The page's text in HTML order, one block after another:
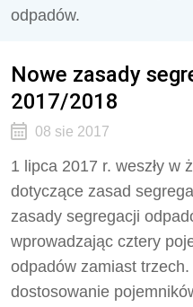
odpadów.
Nowe zasady
2017/2018
08 sie 2017
1 lipca 2017 r. weszły w
dotyczące zasad
zasady segregacji
wprowadzając cztery
odpadów zamiast
dostosowanie